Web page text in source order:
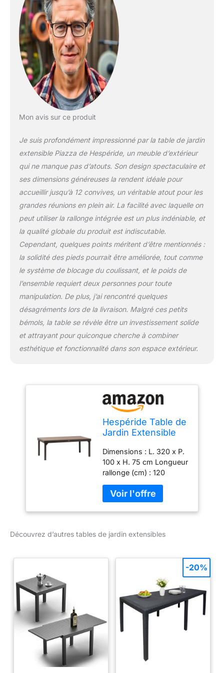
Mon avis sur ce produit
Je suis profondément impressionné par la table de jardin
extensible Piazza de Hespéride, un meuble d’extérieur
qui ne manque pas d’atouts. Son design spectaculaire et
ses dimensions généreuses la rendent idéale pour
accueillir jusqu’à 12 convives, un véritable atout pour les
grandes réunions en plein air. La facilité avec laquelle on
peut utiliser la rallonge intégrée est un plus indéniable, et
la qualité globale du produit est indiscutable.
Cependant, quelques points méritent d’être mentionnés :
la solidité des pieds pourrait être améliorée, tout comme
le système de blocage du coulissant, et le poids de
l’ensemble requiert deux personnes pour toute
manipulation. De plus, j’ai rencontré quelques
désagréments lors de la livraison. Malgré ces petits
bémols, la table se révèle être un investissement solide
et attrayant pour quiconque cherche à combiner
esthétique et fonctionnalité dans son espace extérieur.
Hespéride Table de
Jardin Extensible
Tonka
Dimensions : L. 320 x P.
100 x H. 75 cm Longueur
rallonge (cm) : 120
Découvrez d’autres tables de jardin extensibles
-20%